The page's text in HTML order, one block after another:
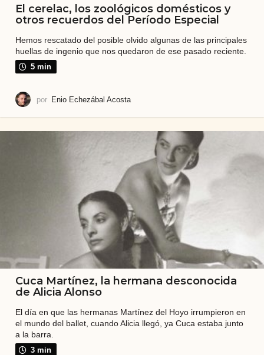
El cerelac, los zoológicos domésticos y
otros recuerdos del Período Especial
Hemos rescatado del posible olvido algunas de las principales
huellas de ingenio que nos quedaron de ese pasado reciente.
5 min
por Enio Echezábal Acosta
Cuca Martínez, la hermana desconocida
de Alicia Alonso
El día en que las hermanas Martínez del Hoyo irrumpieron en
el mundo del ballet, cuando Alicia llegó, ya Cuca estaba junto
a la barra.
3 min